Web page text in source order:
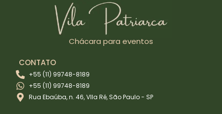
Chácara para eventos
CONTATO
+55 (11) 99748-8189
+55 (11) 99748-8189
Rua Ebaúba, n. 46, VIla Ré, São Paulo - SP